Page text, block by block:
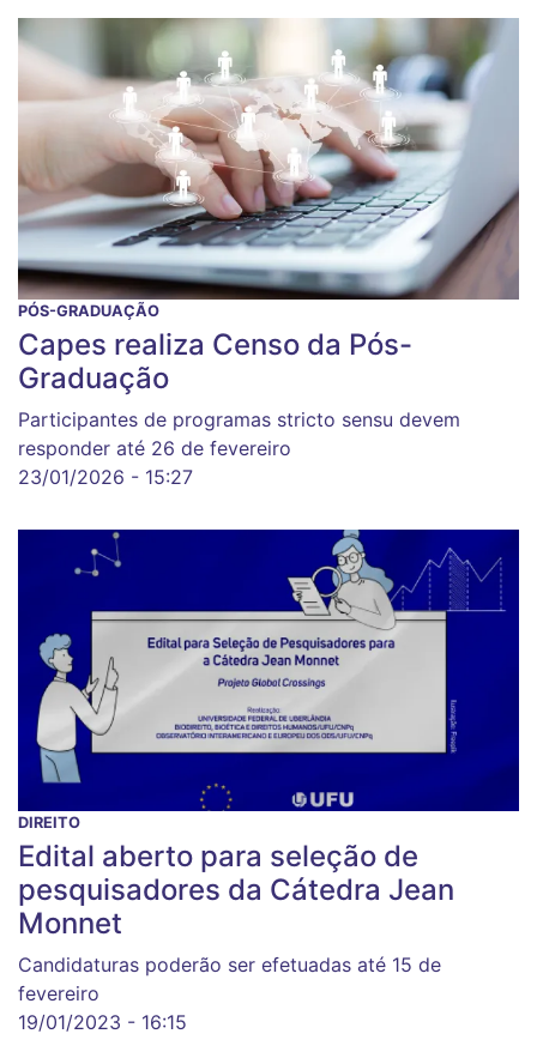
PÓS-GRADUAÇÃO
Capes realiza Censo da Pós-
Graduação
Participantes de programas stricto sensu devem
responder até 26 de fevereiro
23/01/2026 - 15:27
DIREITO
Edital aberto para seleção de
pesquisadores da Cátedra Jean
Monnet
Candidaturas poderão ser efetuadas até 15 de
fevereiro
19/01/2023 - 16:15